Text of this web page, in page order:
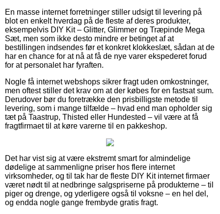
En masse internet forretninger stiller udsigt til levering på
blot en enkelt hverdag på de fleste af deres produkter,
eksempelvis DIY Kit – Glitter, Glimmer og Træpinde Mega
Sæt, men som ikke desto mindre er betinget af at
bestillingen indsendes før et konkret klokkeslæt, sådan at de
har en chance for at nå at få de nye varer ekspederet forud
for at personalet har fyraften.
Nogle få internet webshops sikrer fragt uden omkostninger,
men oftest stiller det krav om at der købes for en fastsat sum.
Derudover bør du foretrække den prisbilligste metode til
levering, som i mange tilfælde – hvad end man opholder sig
tæt på Taastrup, Thisted eller Hundested – vil være at få
fragtfirmaet til at køre varerne til en pakkeshop.
Det har vist sig at være ekstremt smart for almindelige
dødelige at sammenligne priser hos flere internet
virksomheder, og til tak har de fleste DIY Kit internet firmaer
været nødt til at nedbringe salgspriserne på produkterne – til
piger og drenge, og yderligere også til voksne – en hel del,
og endda nogle gange frembyde gratis fragt.